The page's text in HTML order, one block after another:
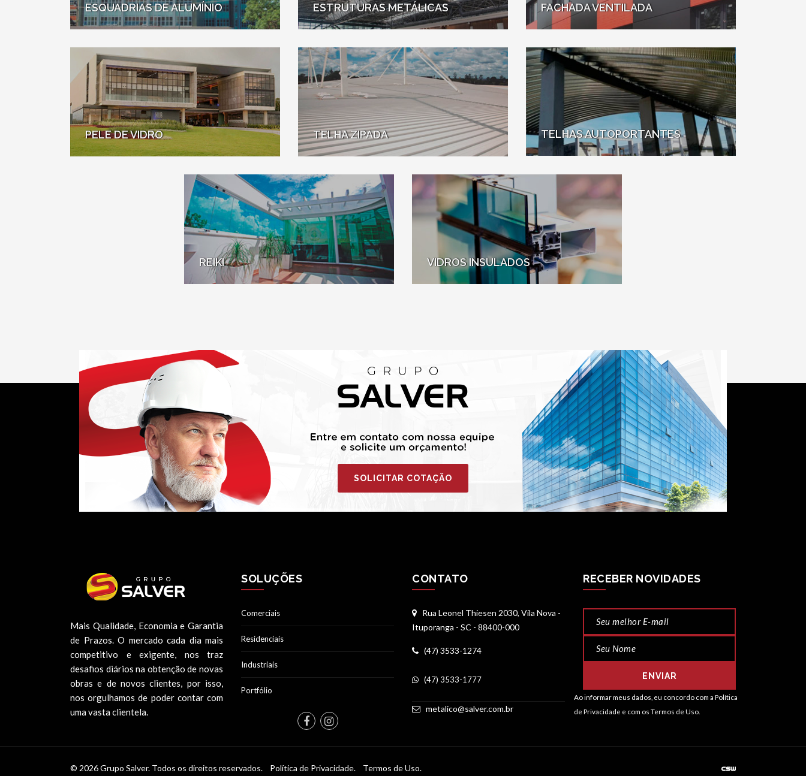
ESQUADRIAS DE ALUMÍNIO ESTRUTURAS METÁLICAS FACHADA VENTILADA
PELE DE VIDRO TELHA ZIPADA TELHAS AUTOPORTANTES
REIKI VIDROS INSULADOS
SOLICITAR COTAÇÃO
Mais Qualidade, Economia e Garantia
de Prazos. O mercado cada dia mais
competitivo e exigente, nos traz
desafios diários na obtenção de novas
obras e de novos clientes, por isso,
nos orgulhamos de poder contar com
uma vasta clientela.
SOLUÇÕES
Comerciais
Residenciais
Industriais
Portfólio
CONTATO
Rua Leonel Thiesen 2030, Vila Nova -
Ituporanga - SC - 88400-000
(47) 3533-1274
(47) 3533-1777
metalico@salver.com.br
RECEBER NOVIDADES
ENVIAR
Ao informar meus dados, eu concordo com a Política
de Privacidade e com os Termos de Uso.
© 2026 Grupo Salver. Todos os direitos reservados. Política de Privacidade. Termos de Uso.